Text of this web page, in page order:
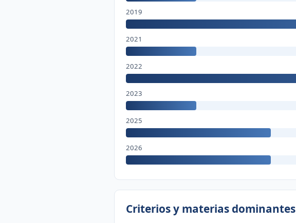
2019
2021
2022
2023
2025
2026
Criterios y materias dominantes